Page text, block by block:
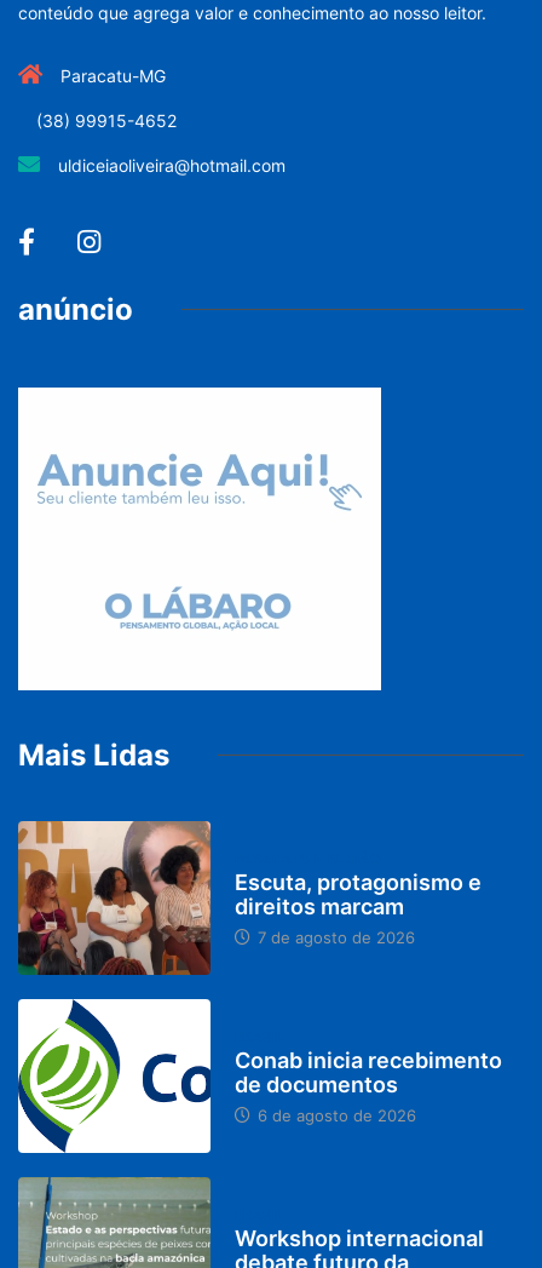
conteúdo que agrega valor e conhecimento ao nosso leitor.
Paracatu-MG
(38) 99915-4652
uldiceiaoliveira@hotmail.com
anúncio
Mais Lidas
Escuta, protagonismo e
direitos marcam
7 de agosto de 2026
Conab inicia recebimento
de documentos
6 de agosto de 2026
Workshop internacional
debate futuro da